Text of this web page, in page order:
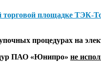
торговой площадке ТЭК-
процедурах на
ПАО «Юнипро» не